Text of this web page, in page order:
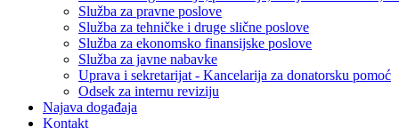
Služba za pravne poslove
Služba za tehničke i druge slične poslove
Služba za ekonomsko finansijske poslove
Služba za javne nabavke
Uprava i sekretarijat - Kancelarija za donatorsku pomoć
Odsek za internu reviziju
Najava događaja
Kontakt